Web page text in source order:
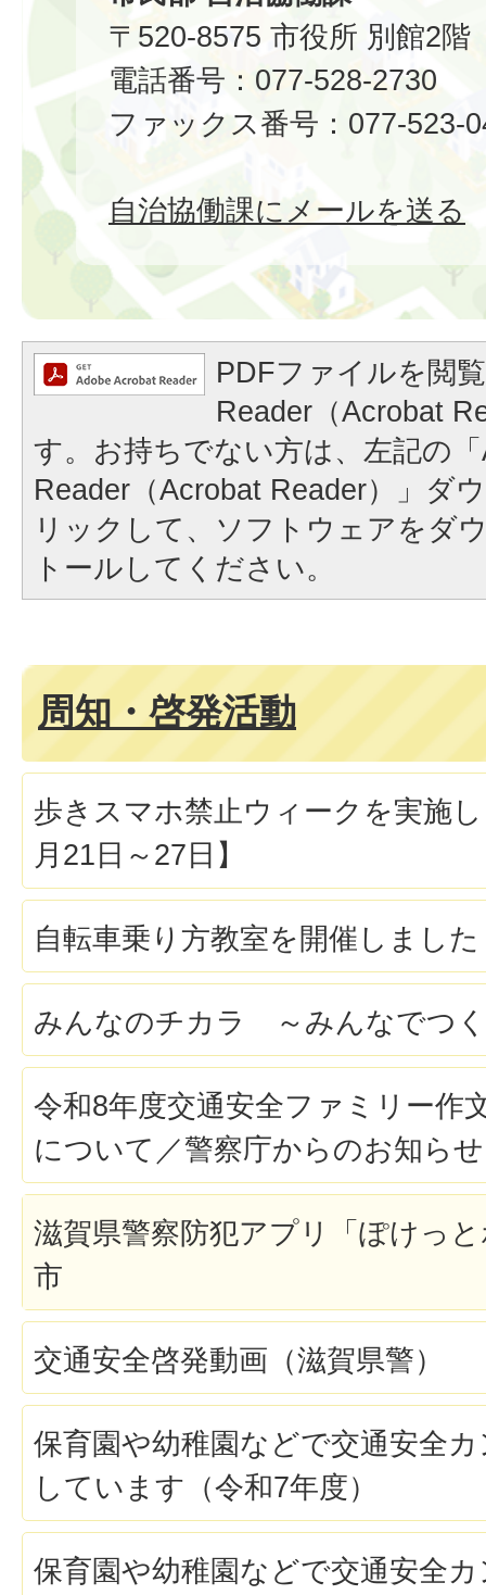
〒520-8575 市役所 別館2階
電話番号：077-528-2730
ファックス番号：077-523-
自治協働課にメールを送る
PDFファイルを閲
Reader（Acrobat
す。お持ちでない方は、左記の
Reader（Acrobat Reader）」ダ
リックして、ソフトウェアをダ
トールしてください。
周知・啓発活動
歩きスマホ禁止ウィークを実施
月21日～27日】
自転車乗り方教室を開催しまし
みんなのチカラ ～みんなでつ
令和8年度交通安全ファミリー作
について／警察庁からのお知らせ
滋賀県警察防犯アプリ「ぽけっ
市
交通安全啓発動画（滋賀県警）
保育園や幼稚園などで交通安全
しています（令和7年度）
保育園や幼稚園などで交通安全